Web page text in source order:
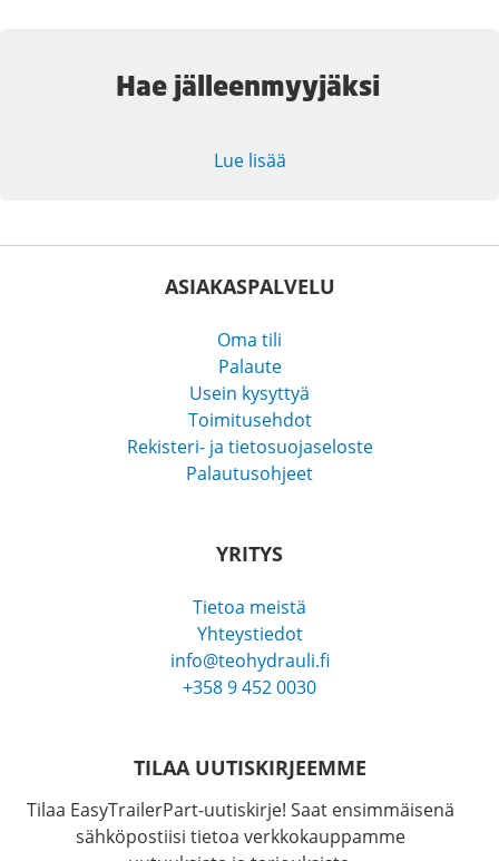
Hae jälleenmyyjäksi
Lue lisää
ASIAKASPALVELU
Oma tili
Palaute
Usein kysyttyä
Toimitusehdot
Rekisteri- ja tietosuojaseloste
Palautusohjeet
YRITYS
Tietoa meistä
Yhteystiedot
info@teohydrauli.fi
+358 9 452 0030
TILAA UUTISKIRJEEMME
Tilaa EasyTrailerPart-uutiskirje! Saat ensimmäisenä
sähköpostiisi tietoa verkkokauppamme